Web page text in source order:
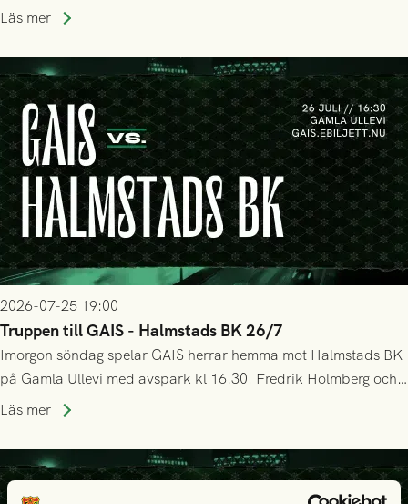
delades efter dramatik på tilläggstid.
Läs mer
2026-07-25 19:00
Truppen till GAIS - Halmstads BK 26/7
Imorgon söndag spelar GAIS herrar hemma mot Halmstads BK
på Gamla Ullevi med avspark kl 16.30! Fredrik Holmberg och
ledarstaben har tagit ut följande trupp till matchen:
Läs mer